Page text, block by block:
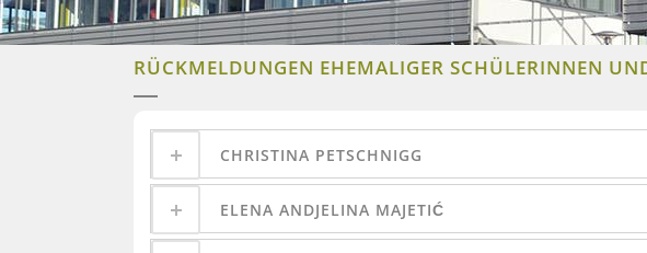
RÜCKMELDUNGEN EHEMALIGER SCHÜLERINNEN
CHRISTINA PETSCHNIGG
ELENA ANDJELINA MAJETIĆ